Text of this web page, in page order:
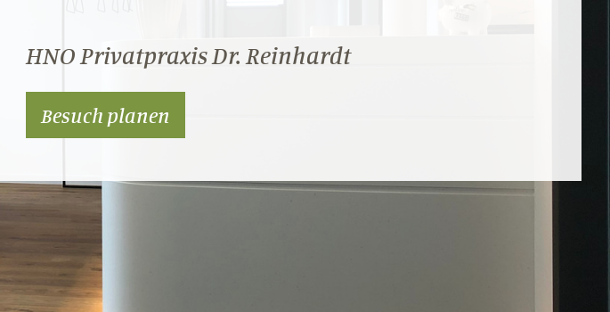
HNO Privatpraxis Dr. Reinhardt
Besuch planen